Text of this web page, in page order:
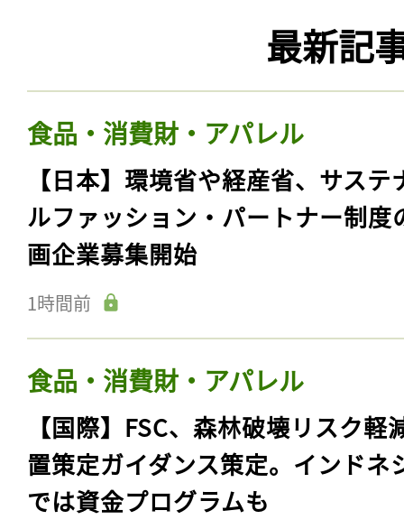
最新記
食品・消費財・アパレル
【日本】環境省や経産省、サステ
ルファッション・パートナー制度
画企業募集開始
1時間前
食品・消費財・アパレル
【国際】FSC、森林破壊リスク軽
置策定ガイダンス策定。インドネ
では資金プログラムも